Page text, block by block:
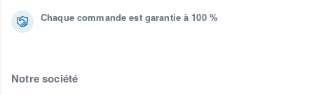
Chaque commande est garantie à 100 %
Notre société